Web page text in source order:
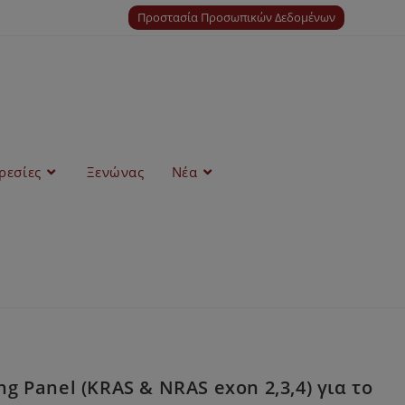
Προστασία Προσωπικών Δεδομένων
Ξενώνας Νέα
(KRAS & NRAS exon 2,3,4) για το